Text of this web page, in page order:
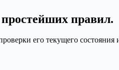
правил.
его текущего состояния